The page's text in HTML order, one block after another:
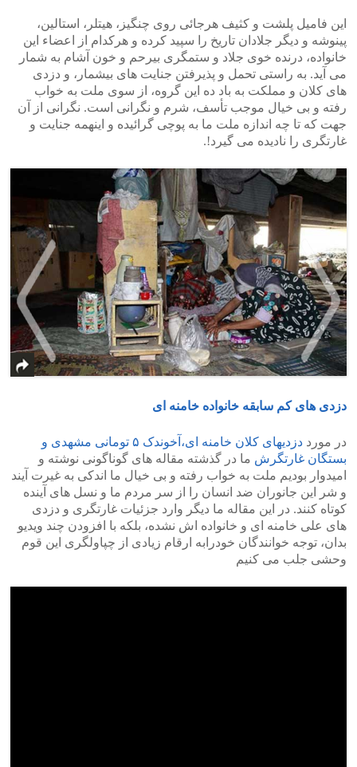
این فامیل پلشت و کثیف هرجائی روی چنگیز، هیتلر، استالین،
پینوشه و دیگر جلادان تاریخ را سپید کرده و هرکدام از اعض‍اء این
خانواده، درنده خوی جلاد و ستمگری بیرحم و خون آشام به شمار
می آید. به راستی تحمل و پذیرفتن جنایت های بیشمار، و دزدی
های کلان و مملکت به باد ده این گروه، از سوی ملت به خواب
رفته و بی خیال موجب تأسف، شرم و نگرانی است. نگرانی از آن
جهت که تا چه اندازه ملت ما به پوچی گرائیده و اینهمه جنایت و
غارتگری را نادیده می گیرد!.
دزدی های کم سابقه خانواده خامنه ای
در مورد
دزدیهای کلان خامنه ای،آخوندک ۵ تومانی مشهدی و
بستگان غارتگرش ما در گذشته مقاله های گوناگونی نوشته و
امیدوار بودیم ملت به خواب رفته و بی خیال ما اندکی به غیرت آیند
و شر این جانوران ضد انسان را از سر مردم ما و نسل های آینده
کوتاه کنند. در این مقاله ما دیگر وارد جزئیات غارتگری و دزدی
های علی خامنه ای و خانواده اش نشده، بلکه با افزودن چند ویدیو
بدان، توجه خوانندگان خودرابه ارقام زیادی از چپاولگری این قوم
وحشی جلب می کنیم